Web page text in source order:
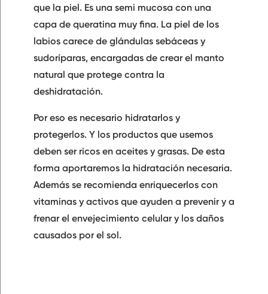
que la piel. Es una semi mucosa con una
capa de queratina muy fina. La piel de los
labios carece de glándulas sebáceas y
sudoríparas, encargadas de crear el manto
natural que protege contra la
deshidratación.
Por eso es necesario hidratarlos y
protegerlos. Y los productos que usemos
deben ser ricos en aceites y grasas. De esta
forma aportaremos la hidratación necesaria.
Además se recomienda enriquecerlos con
vitaminas y activos que ayuden a prevenir y a
frenar el envejecimiento celular y los daños
causados por el sol.